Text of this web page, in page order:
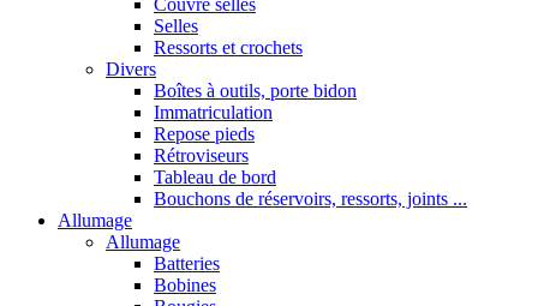
Couvre selles
Selles
Ressorts et crochets
Divers
Boîtes à outils, porte bidon
Immatriculation
Repose pieds
Rétroviseurs
Tableau de bord
Bouchons de réservoirs, ressorts, joints ...
Allumage
Allumage
Batteries
Bobines